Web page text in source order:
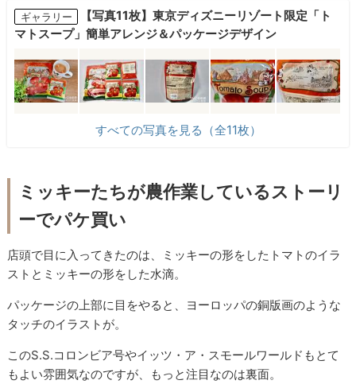
ギャラリー
【写真11枚】東京ディズニーリゾート限定「ト
マトスープ」簡単アレンジ＆パッケージデザイン
すべての写真を見る（全11枚）
ミッキーたちが農作業しているストーリ
ーでパケ買い
店頭で目に入ってきたのは、ミッキーの形をしたトマトのイラ
ストとミッキーの形をした水滴。
パッケージの上部に目をやると、ヨーロッパの銅版画のような
タッチのイラストが。
このS.S.コロンビア号やイッツ・ア・スモールワールドもとて
もよい雰囲気なのですが、もっと注目なのは裏面。